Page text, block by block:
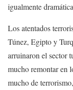
igualmente
Los atentados
Túnez, Egipto y
arruinaron el sector
mucho remontar en
mucho de